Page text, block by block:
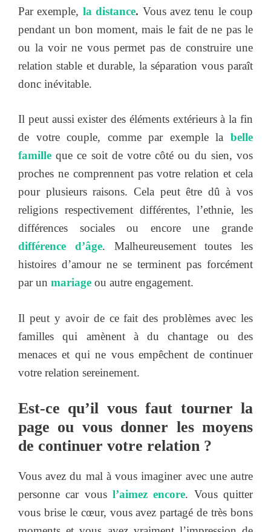
Par exemple, la distance. Vous avez tenu le coup
pendant un bon moment, mais le fait de ne pas le
ou la voir ne vous permet pas de construire une
relation stable et durable, la séparation vous paraît
donc inévitable.
Il peut aussi exister des éléments extérieurs à la fin
de votre couple, comme par exemple la belle
familleque ce soit de votre côté ou du sien, vos
proches ne comprennent pas votre relation et cela
pour plusieurs raisons. Cela peut être dû à vos
religions respectivement différentes, l’ethnie, les
différences sociales ou encore une grande
différence d’âge. Malheureusement toutes les
histoires d’amour ne se terminent pas forcément
par un mariage ou autre engagement.
Il peut y avoir de ce fait des problèmes avec les
familles qui amènent à du chantage ou des
menaces et qui ne vous empêchent de continuer
votre relation sereinement.
Est-ce qu’il vous faut tourner la
page ou vous donner les moyens
de continuer votre relation ?
Vous avez du mal à vous imaginer avec une autre
personne car vous l’aimez encore. Vous quitter
vous brise le cœur, vous avez partagé de très bons